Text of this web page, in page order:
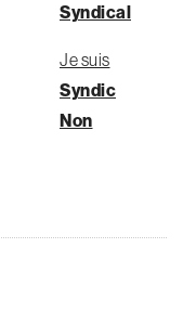
Syndical
Je suis
Syndic
Non